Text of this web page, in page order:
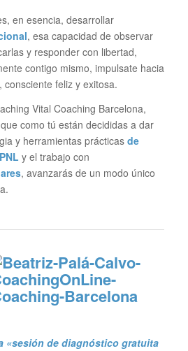
en esencia, desarrollar
, esa capacidad de observar
y responder con libertad,
contigo mismo, impulsate hacia
feliz y exitosa.
Vital Coaching Barcelona,
como tú están decididas a dar
y herramientas prácticasde
y el trabajo con
, avanzarás de un modo único
«sesión de diagnóstico gratuita